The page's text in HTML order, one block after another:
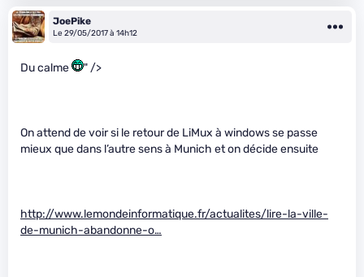
JoePike
Le 29/05/2017 à 14h12
Du calme " />
On attend de voir si le retour de LiMux à windows se passe
mieux que dans l’autre sens à Munich et on décide ensuite
http://www.lemondeinformatique.fr/actualites/lire-la-ville-
de-munich-abandonne-o…